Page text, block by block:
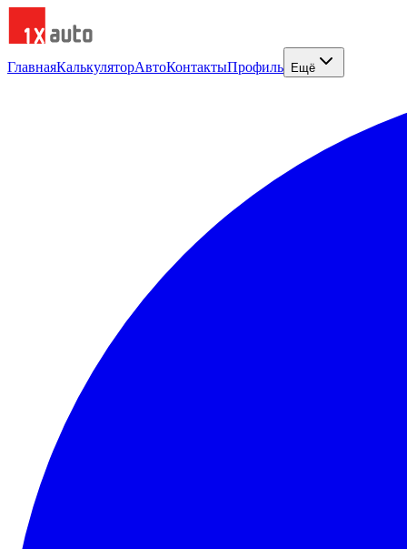
ГлавнаяКалькуляторАвтоКонтактыПрофиль Ещё